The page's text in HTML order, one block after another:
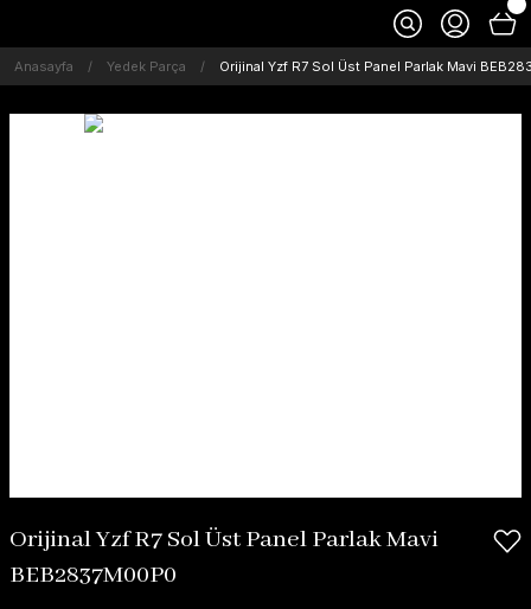
Anasayfa Yedek Parça Orijinal Yzf R7 Sol Üst Panel Parlak Mavi
Orijinal Yzf R7 Sol Üst Panel Parlak Mavi
BEB2837M00P0